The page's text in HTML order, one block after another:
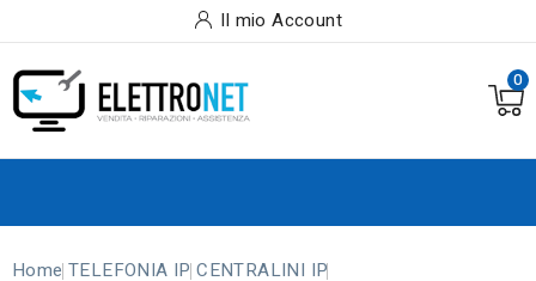
Il mio Account
0
Home TELEFONIA IP CENTRALINI IP